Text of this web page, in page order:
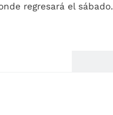
regresará el sábado.